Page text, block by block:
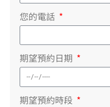
您的電話
期望預約日期
期望預約時段